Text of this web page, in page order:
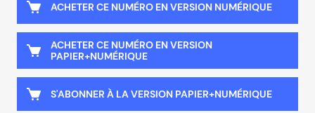
ACHETER CE NUMÉRO EN VERSION NUMÉRIQUE
ACHETER CE NUMÉRO EN VERSION
PAPIER+NUMÉRIQUE
S'ABONNER À LA VERSION PAPIER+NUMÉRIQUE